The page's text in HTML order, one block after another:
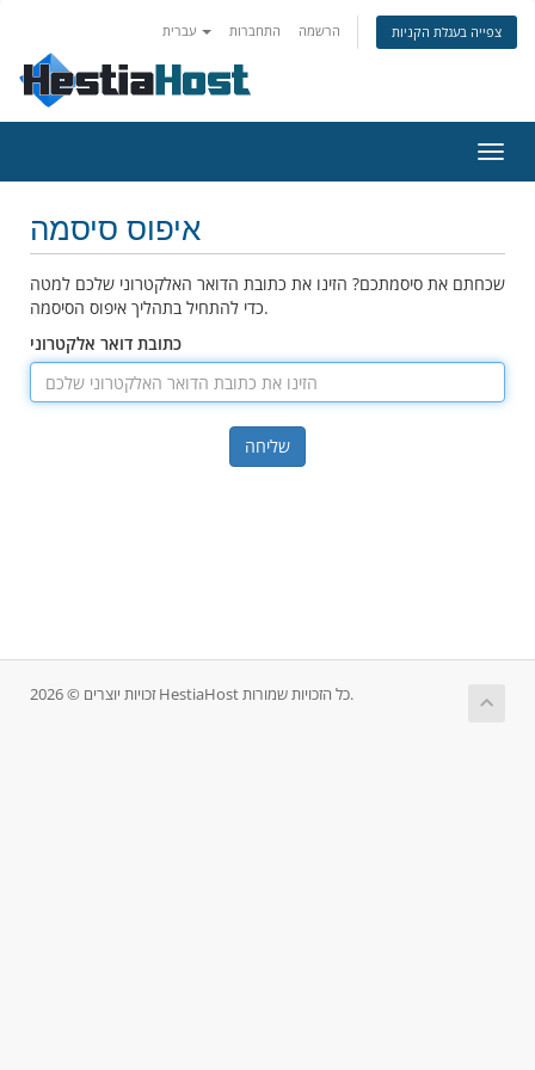
התחברות הרשמה צפייה בעגלת הקניות
ניווט
איפוס סיסמה
שכחתם את סיסמתכם? הזינו את כתובת הדואר האלקטרוני שלכם למטה
כדי להתחיל בתהליך איפוס הסיסמה.
כתובת דואר אלקטרוני
שליחה
זכויות יוצרים © 2026 HestiaHost כל הזכויות שמורות.